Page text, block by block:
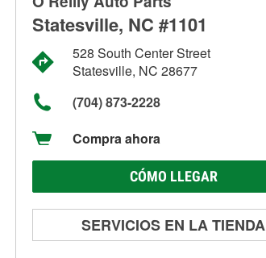
Statesville, NC #1101
528 South Center Street
Statesville, NC 28677
(704) 873-2228
Compra ahora
CÓMO LLEGAR
SERVICIOS EN LA TIENDA